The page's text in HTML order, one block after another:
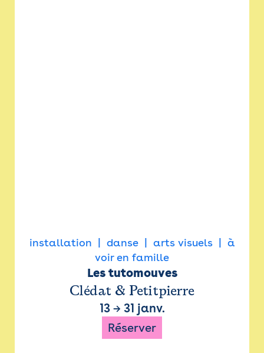
installation danse arts visuels
à
voir en famille
Les tutomouves
Clédat & Petitpierre
13→ 31 janv.
Réserver